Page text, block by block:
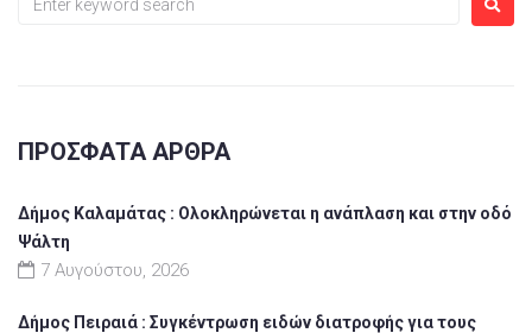
ΠΡΌΣΦΑΤΑ ΆΡΘΡΑ
Δήμος Καλαμάτας : Ολοκληρώνεται η ανάπλαση και στην οδό
Ψάλτη
7 Αυγούστου, 2026
Δήμος Πειραιά : Συγκέντρωση ειδών διατροφής για τους